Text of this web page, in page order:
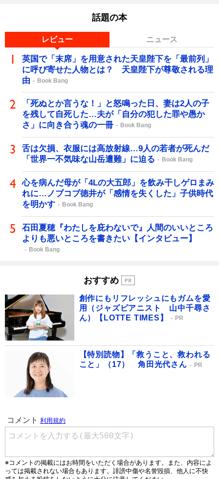
話題の本
レビュー ニュース
英国で「末席」を用意された天皇陛下を「最前列」
に呼び寄せた人物とは？ 天皇陛下が尊敬される理
由
Book Bang
「死ぬとか言うな！」と怒鳴った日、妻は2人の子
を残して自死した…夫が「自分の犯した罪や愚か
さ」に向き合う魂の一冊
Book Bang
舌は欠損、衣服には高放射線…9人の若者が死んだ
「世界一不気味な山岳遭難」に迫る
Book Bang
心を病んだ母が「4Lの大五郎」を飲み干しゲロまみ
れに…ノブコブ徳井が「感情を失くした」子供時代
を明かす
Book Bang
石田夏穂『わたしを庇わないで』人間のいいところ
よりも悪いところを書きたい【インタビュー】
Book Bang
おすすめ
創作にもリフレッシュにもガムを愛
用（ジャズピアニスト 山中千尋さ
ん）【LOTTE TIMES】
PR
【特別読物】「救うこと、救われる
こと」（17） 角田光代さん
PR